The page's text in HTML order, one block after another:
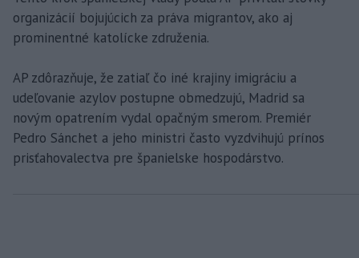
organizácií bojujúcich za práva migrantov, ako aj
prominentné katolícke združenia.
AP zdôrazňuje, že zatiaľ čo iné krajiny imigráciu a
udeľovanie azylov postupne obmedzujú, Madrid sa
novým opatrením vydal opačným smerom. Premiér
Pedro Sánchet a jeho ministri často vyzdvihujú prínos
prisťahovalectva pre španielske hospodárstvo.